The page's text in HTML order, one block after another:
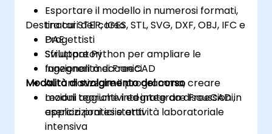
Esportare il modello in numerosi formati,
tra cui STEP, IGES, STL, SVG, DXF, OBJ, IFC e
DAE
Sfruttare Python per ampliare le
funzionalità di FreeCAD
Automatizzare il programma, creare
moduli aggiuntivi ed integrare FreeCAD in
applicazioni esistenti
Destinatari del corso
Progettisti
Sviluppatori
Ingegneri meccanici
Modalità di svolgimento del corso
Lezioni teoriche integrate da discussioni,
esercizi pratici e attività laboratoriale
intensiva